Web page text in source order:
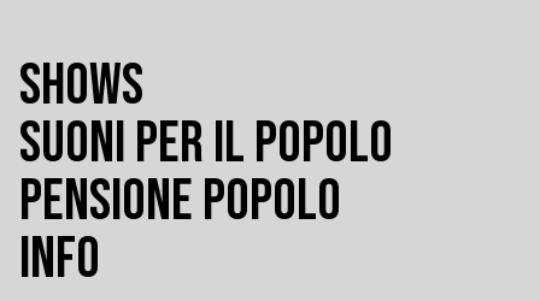
SHOWS
SUONI PER IL POPOLO
PENSIONE POPOLO
INFO